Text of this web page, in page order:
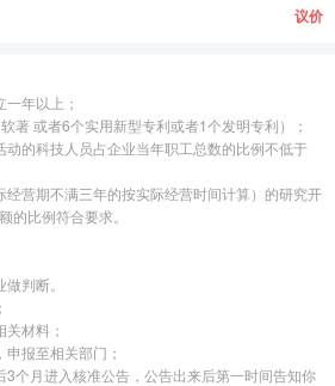
议价
年以上；
著 或者6个实用新型专利或者1个发明专利）；
的科技人员占企业当年职工总数的比例不低于
营期不满三年的按实际经营时间计算）的研究开
的比例符合要求。
判断。
材料；
报至相关部门；
个月进入核准公告，公告出来后第一时间告知你